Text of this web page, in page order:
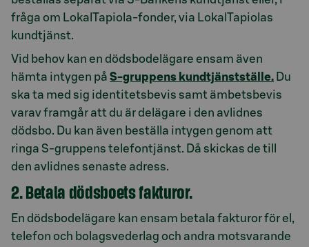
fråga om LokalTapiola-fonder, via LokalTapiolas
kundtjänst.
Vid behov kan en dödsbodelägare ensam även
hämta intygen på S-gruppens kundtjänstställe. Du
ska ta med sig identitetsbevis samt ämbetsbevis
varav framgår att du är delägare i den avlidnes
dödsbo. Du kan även beställa intygen genom att
ringa S-gruppens telefontjänst. Då skickas de till
den avlidnes senaste adress.
2. Betala dödsboets fakturor.
En dödsbodelägare kan ensam betala fakturor för el,
telefon och bolagsvederlag och andra motsvarande